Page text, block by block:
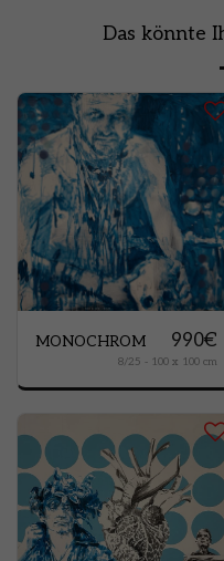
Das könnte
MONOCHROM 990€
8/25 - 100 x 100 cm